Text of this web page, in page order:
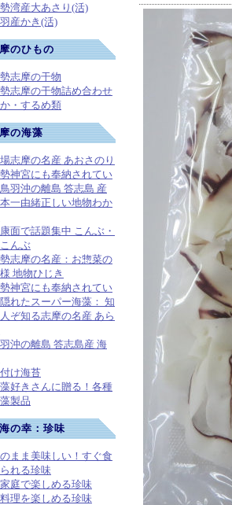
湾産大あさり(活)
産かき(活)
のひもの
志摩の干物
志摩の干物詰め合わせ
・するめ類
の海藻
志摩の名産 あおさのり
神宮にも奉納されてい
羽沖の離島 答志島 産
本一由緒正しい地物わか
面で話題集中 こんぶ・
んぶ
志摩の名産：お惣菜の
地物ひじき
神宮にも奉納されてい
れたスーパー海藻： 知
ぞ知る志摩の名産 あら
沖の離島 答志島産 海
け海苔
好きさんに贈る！各種
製品
の幸：珍味
まま美味しい！すぐ食
れる珍味
庭で楽しめる珍味
理を楽しめる珍味